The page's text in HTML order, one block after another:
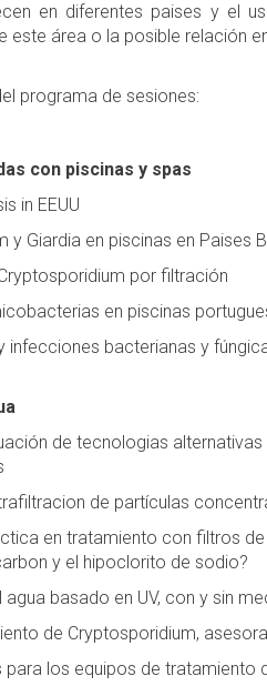
en diferentes paises y el
este área o la posible relación
programa de sesiones:
con piscinas y spas
in EEUU
y Giardia en piscinas en Paises
por filtración
en piscinas
infecciones bacterianas y
de tecnologias
de partículas
en tratamiento con filtros
y el hipoclorito de sodio?
agua basado en UV, con y sin
de Cryptosporidium,
para los equipos de tratamiento